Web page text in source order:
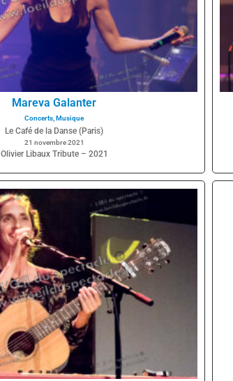
Mareva Galanter
Concerts, Musique
Le Café de la Danse (Paris)
21 novembre 2021
Olivier Libaux Tribute – 2021